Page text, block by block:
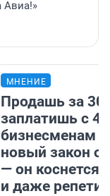
Авиа!»
МНЕНИЕ
Продашь за
заплатишь с
бизнесменам
новый закон о
— он коснется
и даже